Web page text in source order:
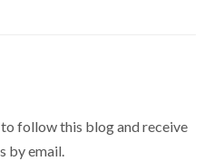
follow this blog and receive
by email.